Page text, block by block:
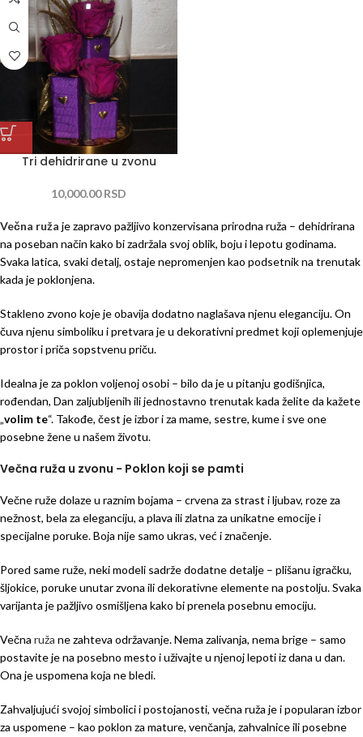
Tri dehidrirane u zvonu
10,000.00RSD
Večna ruža je zapravo pažljivo konzervisana prirodna ruža – dehidrirana
na poseban način kako bi zadržala svoj oblik, boju i lepotu godinama.
Svaka latica, svaki detalj, ostaje nepromenjen kao podsetnik na trenutak
kada je poklonjena.
Stakleno zvono koje je obavija dodatno naglašava njenu eleganciju. On
čuva njenu simboliku i pretvara je u dekorativni predmet koji oplemenjuje
prostor i priča sopstvenu priču.
Idealna je za poklon voljenoj osobi – bilo da je u pitanju godišnjica,
rođendan, Dan zaljubljenih ili jednostavno trenutak kada želite da kažete
„volim te“. Takođe, čest je izbor i za mame, sestre, kume i sve one
posebne žene u našem životu.
Večna ruža u zvonu - Poklon koji se pamti
Večne ruže dolaze u raznim bojama – crvena za strast i ljubav, roze za
nežnost, bela za eleganciju, a plava ili zlatna za unikatne emocije i
specijalne poruke. Boja nije samo ukras, već i značenje.
Pored same ruže, neki modeli sadrže dodatne detalje – plišanu igračku,
šljokice, poruke unutar zvona ili dekorativne elemente na postolju. Svaka
varijanta je pažljivo osmišljena kako bi prenela posebnu emociju.
Večna ruža ne zahteva održavanje. Nema zalivanja, nema brige – samo
postavite je na posebno mesto i uživajte u njenoj lepoti iz dana u dan.
Ona je uspomena koja ne bledi.
Zahvaljujući svojoj simbolici i postojanosti, večna ruža je i popularan izbor
za uspomene – kao poklon za mature, venčanja, zahvalnice ili posebne